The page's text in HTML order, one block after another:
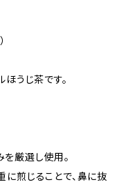
うじ茶です。
厳選し使用。
煎じることで、鼻に抜